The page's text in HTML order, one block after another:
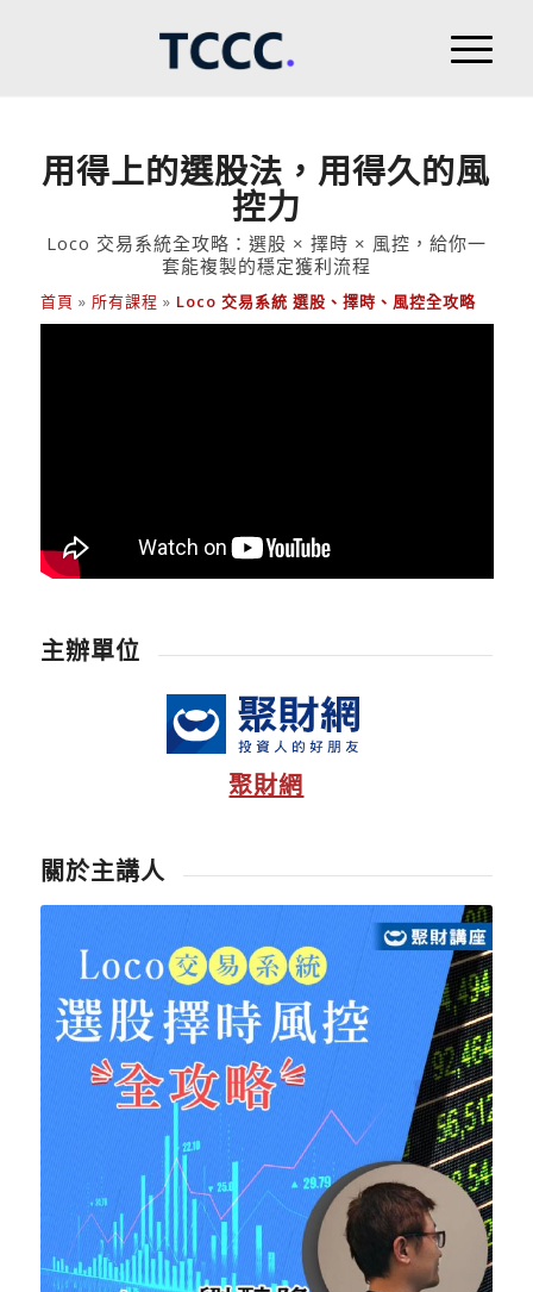
用得上的選股法，用得久的風
控力
Loco 交易系統全攻略：選股 × 擇時 × 風控，給你一
套能複製的穩定獲利流程
首頁 » 所有課程 » Loco 交易系統 選股、擇時、風控全攻略
主辦單位
聚財網
關於主講人